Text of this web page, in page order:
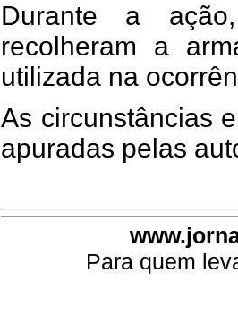
Durante a
recolheram a
utilizada na
As circunstâncias
apuradas pelas
Para quem